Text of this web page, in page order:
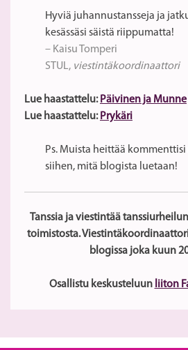
Hyviä juhannustansseja ja
kesässäsi säistä riippumatta!
– Kaisu Tomperi
STUL, viestintäkoordinaattori
Lue haastattelu: Päivinen ja Munne
Lue haastattelu: Prykäri
Ps. Muista heittää
siihen, mitä blogista luetaan!
Tanssia ja viestintää
toimistosta.
blogissa joka kuun
Osallistu keskusteluun liiton